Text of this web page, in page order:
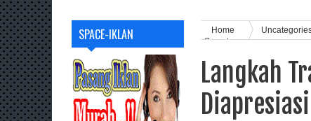
SPACE-IKLAN Home
Sumut
Langkah